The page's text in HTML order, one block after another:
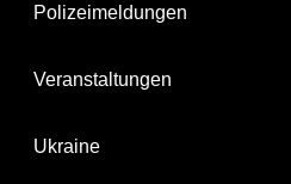
Polizeimeldungen
Veranstaltungen
Ukraine